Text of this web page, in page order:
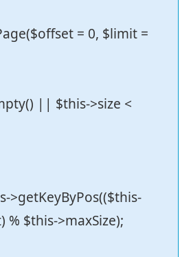
= 0, $limit =
|| $this->size <
>getKeyByPos(($this-
$this->maxSize);